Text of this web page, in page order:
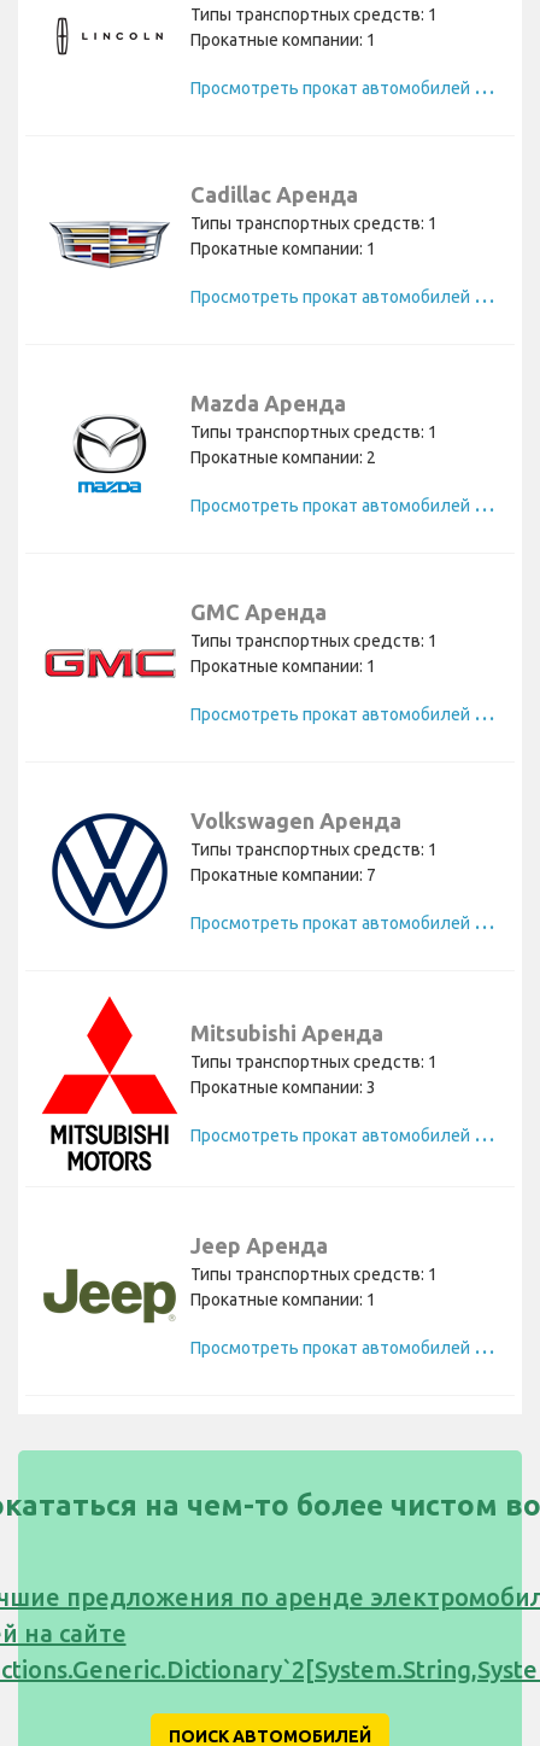
Типы транспортных средств: 1
Прокатные компании: 1
П
росмотреть прокат автомобилей Lincoln
Cadillac Аренда
Типы транспортных средств: 1
Прокатные компании: 1
П
росмотреть прокат автомобилей Cadillac
Mazda Аренда
Типы транспортных средств: 1
Прокатные компании: 2
П
росмотреть прокат автомобилей Mazda
GMC Аренда
Типы транспортных средств: 1
Прокатные компании: 1
П
росмотреть прокат автомобилей GMC
Volkswagen Аренда
Типы транспортных средств: 1
Прокатные компании: 7
П
росмотреть прокат автомобилей Volkswagen
Mitsubishi Аренда
Типы транспортных средств: 1
Прокатные компании: 3
П
росмотреть прокат автомобилей Mitsubishi
Jeep Аренда
Типы транспортных средств: 1
Прокатные компании: 1
П
росмотреть прокат автомобилей Jeep
на чем-то более чистом
предложения по аренде
на сайте
ПОИСК АВТОМОБИЛЕЙ